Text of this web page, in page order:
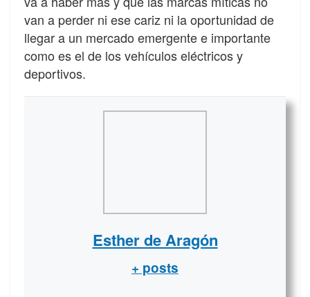
van a perder ni ese cariz ni la oportunidad de
llegar a un mercado emergente e importante
como es el de los vehículos eléctricos y
deportivos.
Esther de Aragón
+ posts